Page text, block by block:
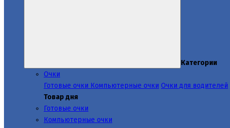
Категории
Очки
Готовые очки Компьютерные очки Очки для водителей
Товар дня
Готовые очки
Компьютерные очки